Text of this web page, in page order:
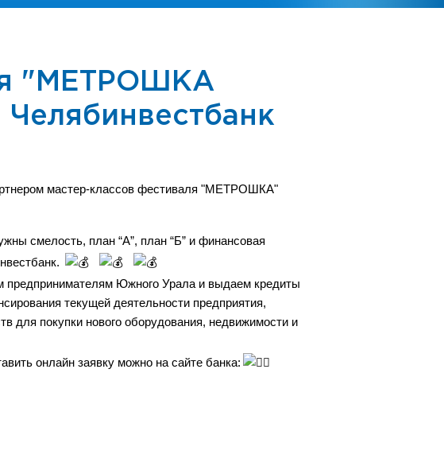
"МЕТРОШКА
мастер-классов фестиваля "МЕТРОШКА"
смелость, план “А”, план “Б” и финансовая
Южного Урала и выдаем кредиты
текущей деятельности предприятия,
для покупки нового оборудования, недвижимости и
онлайн заявку можно на сайте банка: